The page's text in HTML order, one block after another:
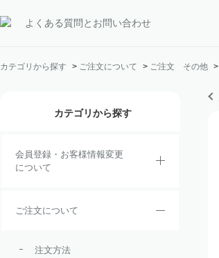
よくある質問とお問い合わせ
カテゴリから探す > ご注文について > ご注文 その他 >
カテゴリから探す
会員登録・お客様情報変更
について
ご注文について
注文方法